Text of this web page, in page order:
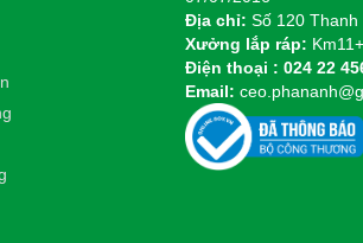
Địa chỉ: Số 120
Xưởng lắp ráp:
Điện thoại : 024 22
Email: